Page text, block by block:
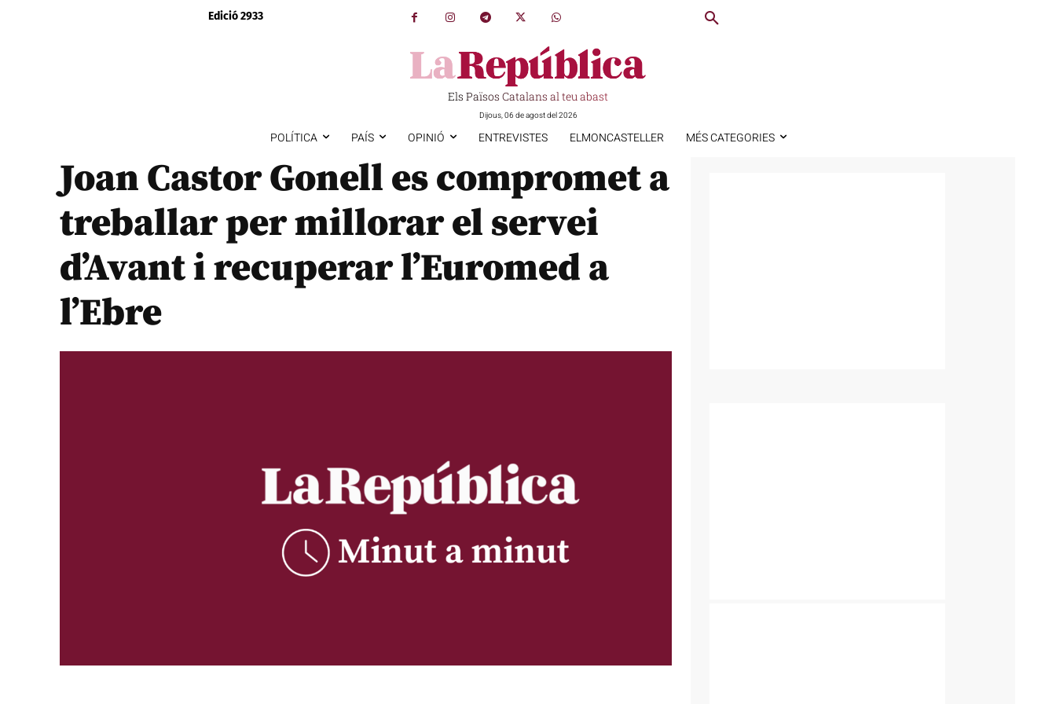
Edició 2933
Els Països Catalans al teu abast
Dijous, 06 de agost del 2026
POLÍTICA PAÍS OPINIÓ ENTREVISTES ELMONCASTELLER MÉS CATEGORIES
Joan Castor Gonell es compromet a
treballar per millorar el servei
d’Avant i recuperar l’Euromed a
l’Ebre